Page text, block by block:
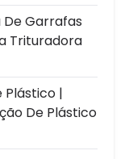
Garrafas
Trituradora
Plástico |
De Plástico